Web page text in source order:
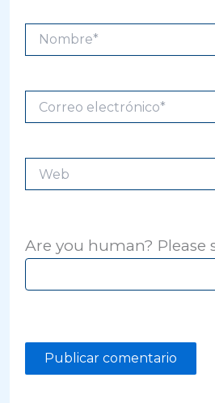
Nombre*
electrónico*
Are you human? Please